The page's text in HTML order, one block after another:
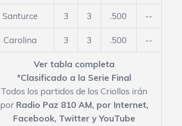
Santurce 3 3 .500 --
Carolina 3 3 .500 --
Ver tabla completa
*Clasificado a la Serie Final
Todos los partidos de los Criollos irán
por Radio Paz 810 AM, por Internet,
Facebook, TwitteryYouTube